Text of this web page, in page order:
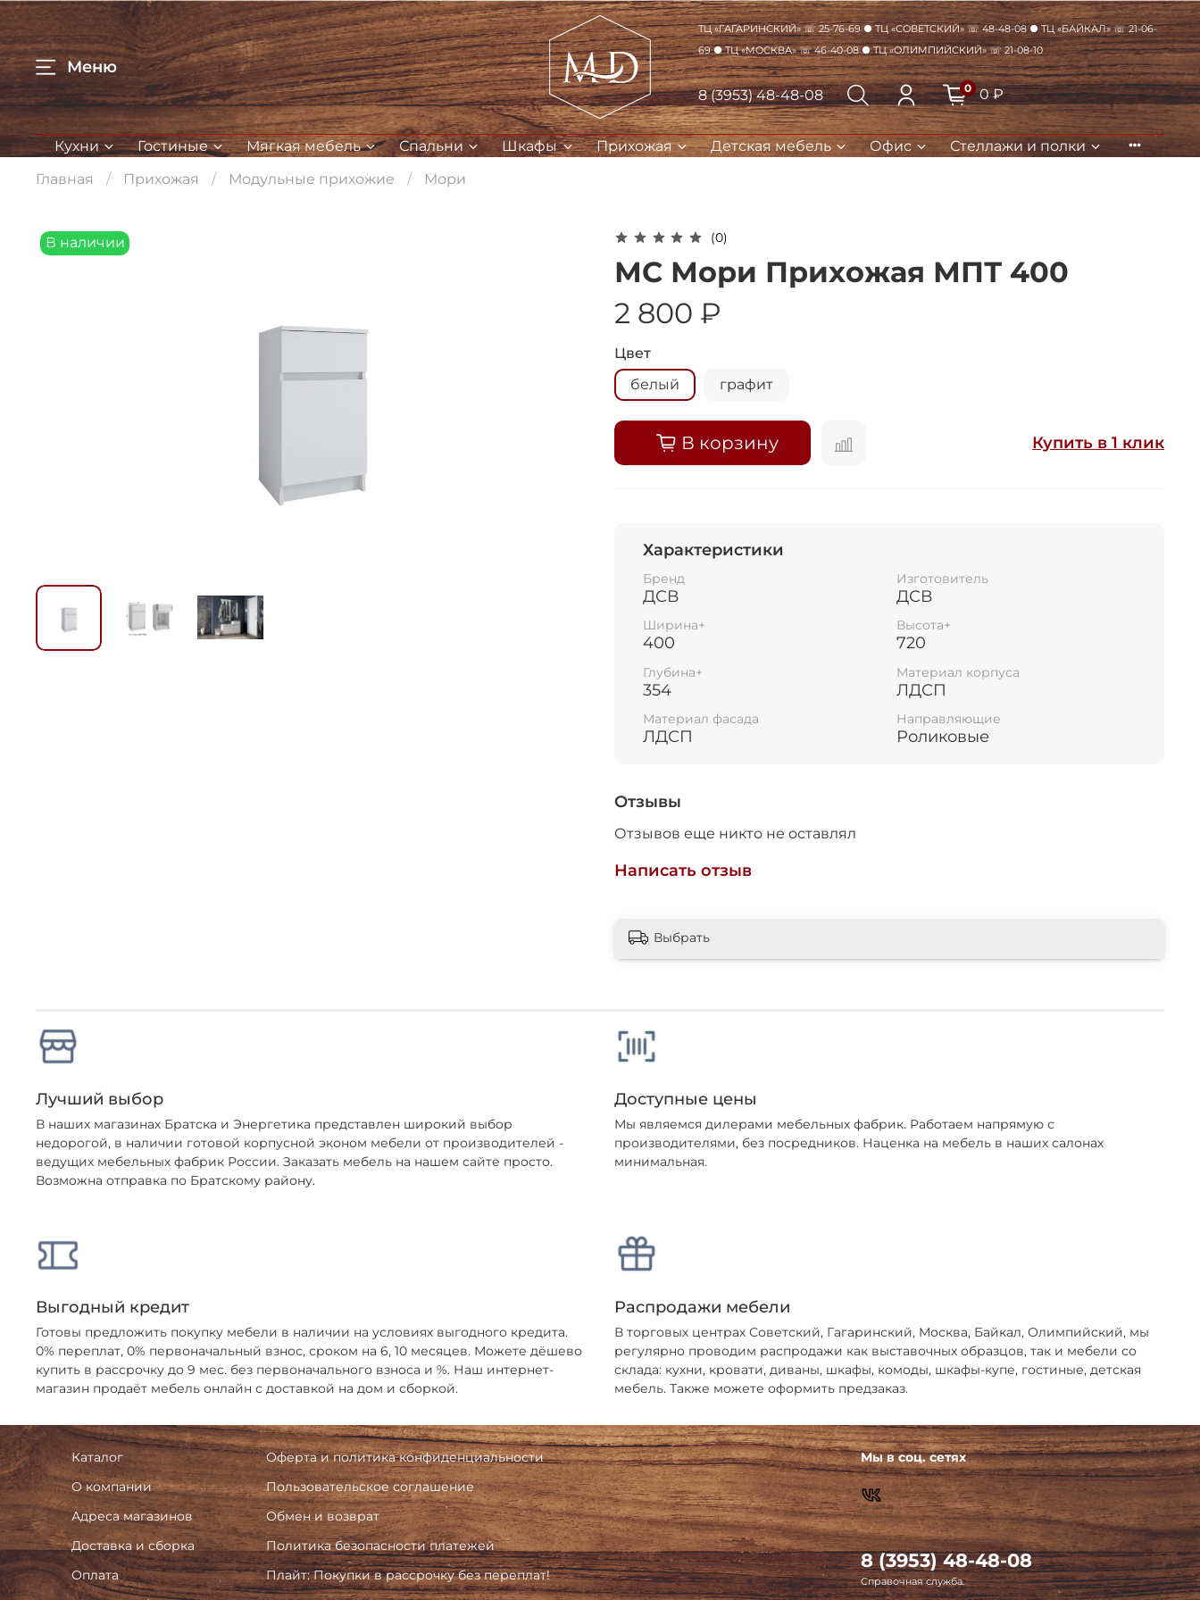
Меню
ТЦ «Гагаринский» ☏ 25-76-69 ● ТЦ «Советский» ☏ 48-48-08 ● ТЦ «Байкал» ☏ 21-06-
69 ● ТЦ «Москва» ☏ 46-40-08 ● ТЦ «Олимпийский» ☏ 21-08-10
8 (3953) 48-48-08 0 0 ₽
Кухни Гостиные Мягкая мебель Спальни Шкафы Прихожая Детская мебель Офис
Стеллажи и полки
Главная
Прихожая Модульные прихожие Мори
В наличии (0)
МС Мори Прихожая МПТ 400
2 800 ₽
Цвет
белый
графит
В корзину Купить в 1 клик
Характеристики
Бренд
ДСВ
Изготовитель
ДСВ
Ширина+
400
Высота+
720
Глубина+
354
Материал корпуса
ЛДСП
Материал фасада
ЛДСП
Направляющие
Роликовые
Отзывы
Отзывов еще никто не оставлял
Написать отзыв
Выбрать
Лучший выбор
В наших магазинах Братска и Энергетика представлен широкий выбор
недорогой, в наличии готовой корпусной эконом мебели от производителей -
ведущих мебельных фабрик России. Заказать мебель на нашем сайте просто.
Возможна отправка по Братскому району.
Доступные цены
Мы являемся дилерами мебельных фабрик. Работаем напрямую с
производителями, без посредников. Наценка на мебель в наших салонах
минимальная.
Выгодный кредит
Готовы предложить покупку мебели в наличии на условиях выгодного кредита.
0% переплат, 0% первоначальный взнос, сроком на 6, 10 месяцев. Можете дёшево
купить в рассрочку до 9 мес. без первоначального взноса и %. Наш интернет-
магазин продаёт мебель онлайн с доставкой на дом и сборкой.
Распродажи мебели
В торговых центрах Советский, Гагаринский, Москва, Байкал, Олимпийский, мы
регулярно проводим распродажи как выставочных образцов, так и мебели со
склада: кухни, кровати, диваны, шкафы, комоды, шкафы-купе, гостиные, детская
мебель. Также можете оформить предзаказ.
Каталог
О компании
Адреса магазинов
Доставка и сборка
Оплата
Оферта и политика конфиденциальности
Пользовательское соглашение
Обмен и возврат
Политика безопасности платежей
Плайт: Покупки в рассрочку без переплат!
Мы в соц. сетях
8 (3953) 48-48-08
Справочная служба.
оплату на части
в корзину
выбранный способом
списываться
каждые 2 недели
об оплате Плайтом
раз в 2 недели
8 800 302-02-51